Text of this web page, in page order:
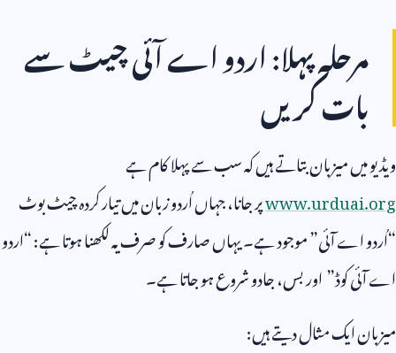
مرحلہ پہلا: اردو اے آئی چیٹ سے
بات کریں
ویڈیو میں میزبان بتاتے ہیں کہ سب سے پہلا کام ہے
www.urduai.orgپر جانا، جہاں اُردو زبان میں تیار کردہ چیٹ بوٹ
“اُردو اے آئی” موجود ہے۔ یہاں صارف کو صرف یہ لکھنا ہوتا ہے: “اردو
اے آئی کوڈ” اور بس، جادو شروع ہو جاتا ہے۔
میزبان ایک مثال دیتے ہیں: